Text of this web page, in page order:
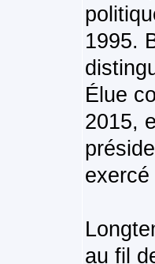
1995.
Élue
2015,
au fil